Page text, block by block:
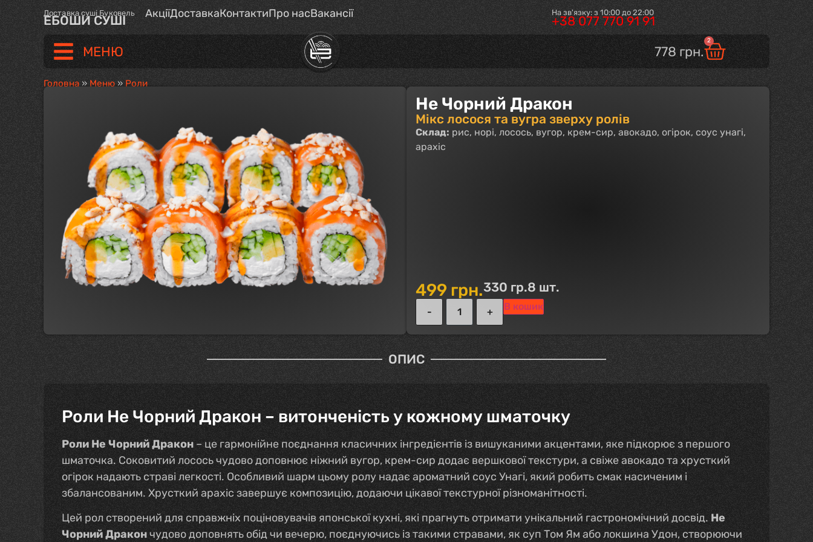
Доставка суші Буковель
ЕБОШИ СУШІ АкціїДоставкаКонтактиПро насВакансії На зв'язку: з 10:00 до 22:00
+38 077 770 91 91
МЕНЮ 778 грн.
2
Головна » Меню » Роли
Не Чорний Дракон
Мікс лосося та вугра зверху ролів
Склад: рис, норі, лосось, вугор, крем-сир, авокадо, огірок, соус унагі,
арахіс
499 грн.330 гр.8 шт.
В кошик
ОПИС
Роли Не Чорний Дракон – витонченість у кожному шматочку
Роли Не Чорний Дракон – це гармонійне поєднання класичних інгредієнтів із вишуканими акцентами, яке підкорює з першого
шматочка. Соковитий лосось чудово доповнює ніжний вугор, крем-сир додає вершкової текстури, а свіже авокадо та хрусткий
огірок надають страві легкості. Особливий шарм цьому ролу надає ароматний соус Унагі, який робить смак насиченим і
збалансованим. Хрусткий арахіс завершує композицію, додаючи цікавої текстурної різноманітності.
Цей рол створений для справжніх поціновувачів японської кухні, які прагнуть отримати унікальний гастрономічний досвід. Не
Чорний Дракончудово доповнять обід чи вечерю, поєднуючись із такими стравами, як суп Том Ям або локшина Удон, створюючи